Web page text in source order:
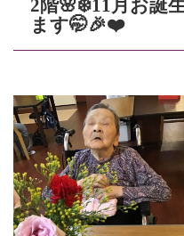
2階🌸❄️11月お誕
ます🤭🎉❤️